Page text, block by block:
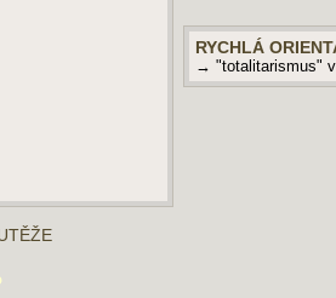
RYCHLÁ
→ "totalitarismus"